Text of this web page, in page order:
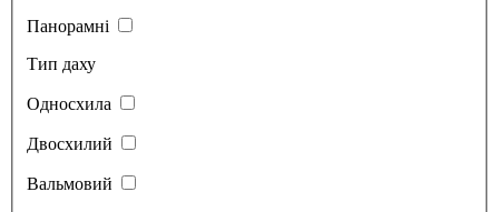
Панорамні
Тип даху
Односхила
Двосхилий
Вальмовий